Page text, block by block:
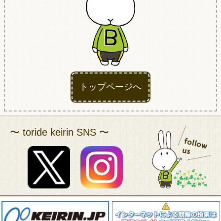
アクセス
トップページへ
〜 toride keirin SNS 〜